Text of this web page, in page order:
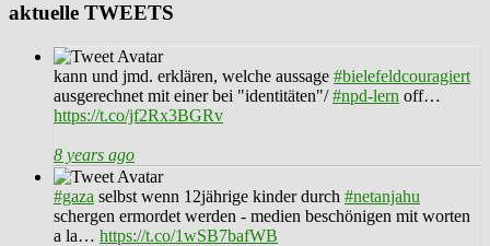
aktuelle TWEETS
kann und jmd. erklären, welche aussage #bielefeldcouragiert
ausgerechnet mit einer bei "identitäten"/#npd-lern off…
https://t.co/jf2Rx3BGRv
8 years ago
#gaza selbst wenn 12jährige kinder durch #netanjahu
schergen ermordet werden - medien beschönigen mit worten
a la… https://t.co/1wSB7bafWB